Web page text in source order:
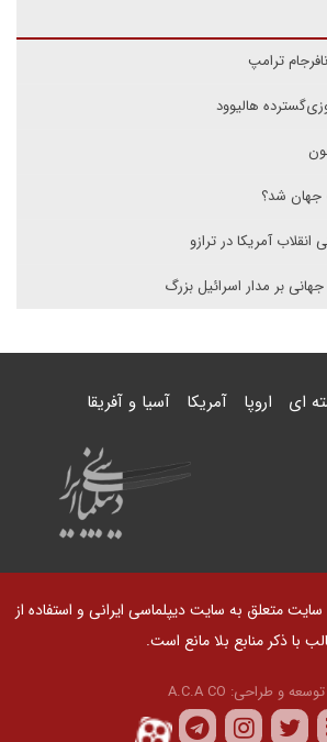
ترامپ
هالیوود
جهان شد؟
آمریکا در ترازو
بر مدار اسرائیل بزرگ
ای اروپا آمریکا آسیا و آفریقا
متعلق به سایت دیپلماسی ایرانی و استفاده از
با ذکر منابع بلا مانع است.
توسعه و طراحی: A.C.A CO